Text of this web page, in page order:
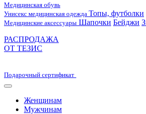
Медицинская обувь
Унисекс медицинская одежда Топы, футболки
Медицинские аксессуары Шапочки Бейджи
РАСПРОДАЖА
ОТ ТЕЗИС
Подарочный сертификат
Женщинам
Мужчинам